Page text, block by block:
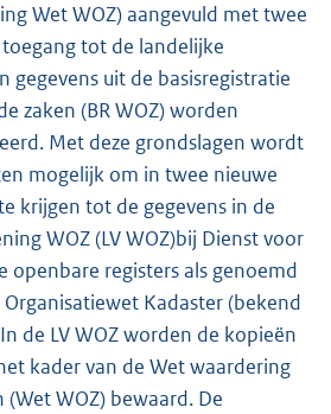
Wet WOZ) aangevuld met twee
tot de landelijke
gegevens uit de basisregistratie
zaken (BR WOZ) worden
Met deze grondslagen wordt
mogelijk om in twee nieuwe
krijgen tot de gegevens in de
WOZ (LV WOZ)bij Dienst voor
openbare registers als genoemd
Kadaster (bekend
de LV WOZ worden de kopieën
kader van de Wet waardering
WOZ) bewaard. De